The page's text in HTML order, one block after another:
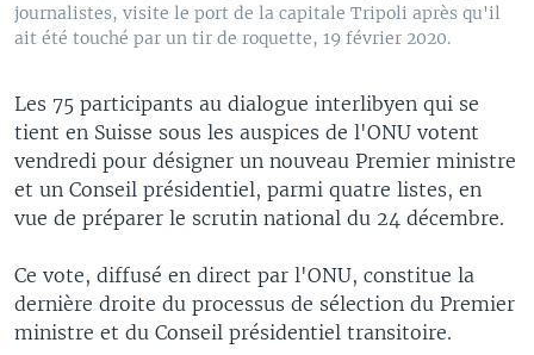
journalistes, visite le port de la capitale Tripoli après qu'il
ait été touché par un tir de roquette, 19 février 2020.
Les 75 participants au dialogue interlibyen qui se
tient en Suisse sous les auspices de l'ONU votent
vendredi pour désigner un nouveau Premier ministre
et un Conseil présidentiel, parmi quatre listes, en
vue de préparer le scrutin national du 24 décembre.
Ce vote, diffusé en direct par l'ONU, constitue la
dernière droite du processus de sélection du Premier
ministre et du Conseil présidentiel transitoire.